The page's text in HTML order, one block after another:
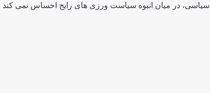
در میان انبوه سیاست ورزی های رایج احساس نمی کند و